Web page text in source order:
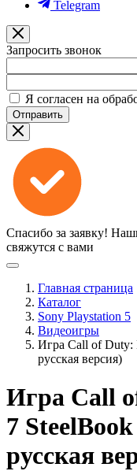
Telegram
Запросить звонок
Я согласен на
Отправить
Спасибо за заявку!
свяжутся с вами
Главная страница
Каталог
Sony Playstation 5
Видеоигры
Игра Call of Duty:
русская версия)
Игра Call
7
русская